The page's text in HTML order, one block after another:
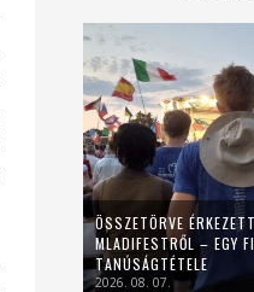
ÖSSZETÖRVE
MLADIFESTRŐL – EGY
TANÚSÁGTÉTELE
2026. 08. 07.